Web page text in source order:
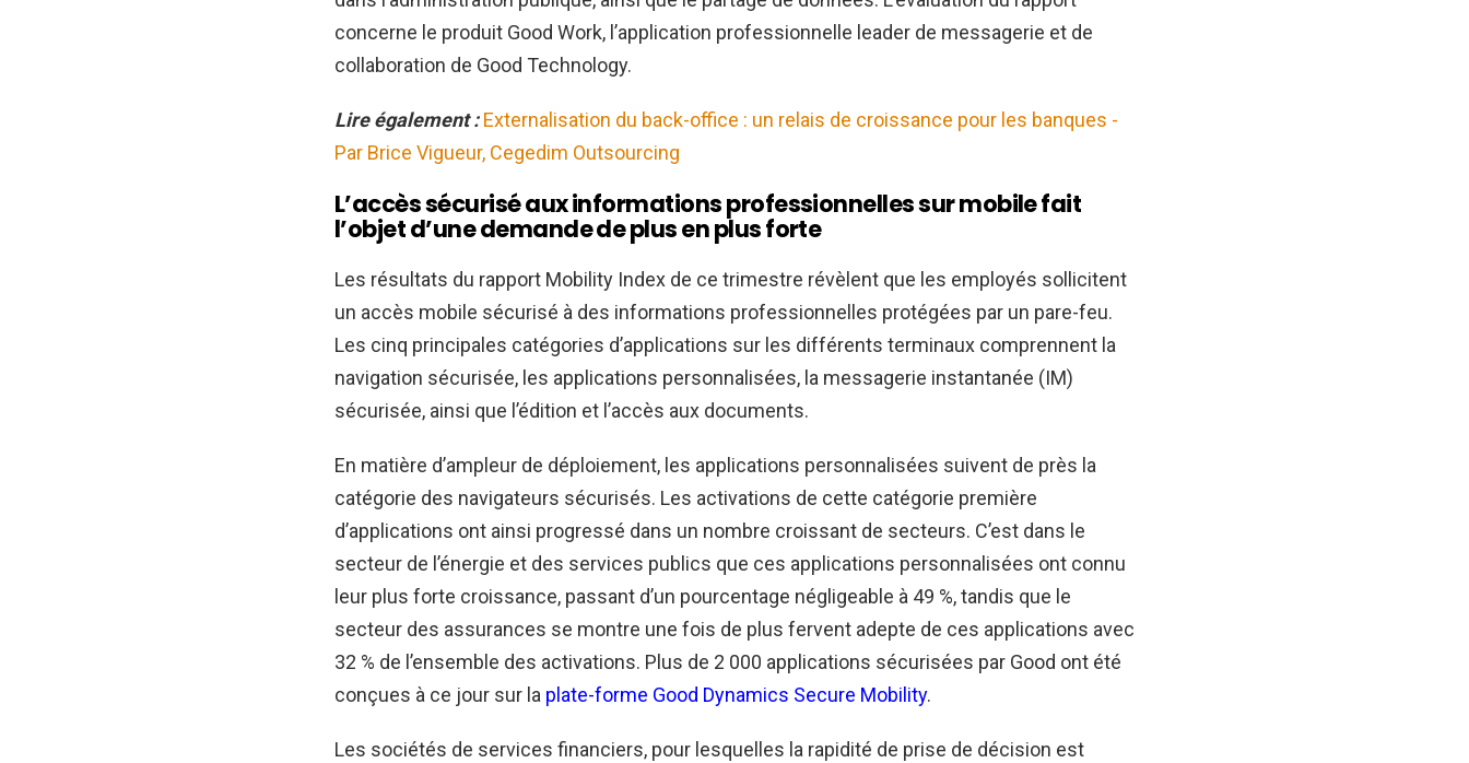
concerne le produit Good Work, l’application professionnelle leader de messagerie et de
collaboration de Good Technology.
Lire également :Externalisation du back-office : un relais de croissance pour les banques -
Par Brice Vigueur, Cegedim Outsourcing
L’accès sécurisé aux informations professionnelles sur mobile fait
l’objet d’une demande de plus en plus forte
Les résultats du rapport Mobility Index de ce trimestre révèlent que les employés sollicitent
un accès mobile sécurisé à des informations professionnelles protégées par un pare-feu.
Les cinq principales catégories d’applications sur les différents terminaux comprennent la
navigation sécurisée, les applications personnalisées, la messagerie instantanée (IM)
sécurisée, ainsi que l’édition et l’accès aux documents.
En matière d’ampleur de déploiement, les applications personnalisées suivent de près la
catégorie des navigateurs sécurisés. Les activations de cette catégorie première
d’applications ont ainsi progressé dans un nombre croissant de secteurs. C’est dans le
secteur de l’énergie et des services publics que ces applications personnalisées ont connu
leur plus forte croissance, passant d’un pourcentage négligeable à 49 %, tandis que le
secteur des assurances se montre une fois de plus fervent adepte de ces applications avec
32 % de l’ensemble des activations. Plus de 2 000 applications sécurisées par Good ont été
conçues à ce jour sur la plate-forme Good Dynamics Secure Mobility.
Les sociétés de services financiers, pour lesquelles la rapidité de prise de décision est